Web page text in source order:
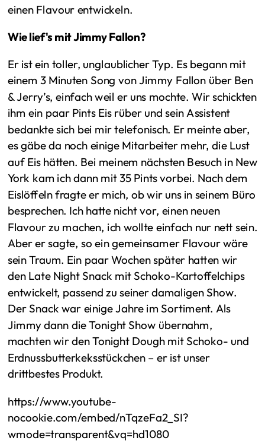
einen Flavour entwickeln.
Wie lief's mit Jimmy Fallon?
Er ist ein toller, unglaublicher Typ. Es begann mit
einem 3 Minuten Song von Jimmy Fallon über Ben
& Jerry’s, einfach weil er uns mochte. Wir schickten
ihm ein paar Pints Eis rüber und sein Assistent
bedankte sich bei mir telefonisch. Er meinte aber,
es gäbe da noch einige Mitarbeiter mehr, die Lust
auf Eis hätten. Bei meinem nächsten Besuch in New
York kam ich dann mit 35 Pints vorbei. Nach dem
Eislöffeln fragte er mich, ob wir uns in seinem Büro
besprechen. Ich hatte nicht vor, einen neuen
Flavour zu machen, ich wollte einfach nur nett sein.
Aber er sagte, so ein gemeinsamer Flavour wäre
sein Traum. Ein paar Wochen später hatten wir
den Late Night Snack mit Schoko-Kartoffelchips
entwickelt, passend zu seiner damaligen Show.
Der Snack war einige Jahre im Sortiment. Als
Jimmy dann die Tonight Show übernahm,
machten wir den Tonight Dough mit Schoko- und
Erdnussbutterkeksstückchen – er ist unser
drittbestes Produkt.
https://www.youtube-
nocookie.com/embed/nTqzeFa2_SI?
wmode=transparent&vq=hd1080